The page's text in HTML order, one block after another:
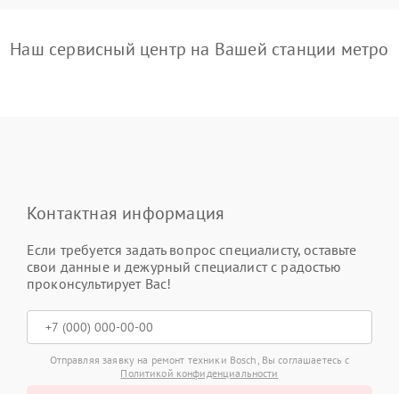
Наш сервисный центр на Вашей станции метро
Контактная информация
Если требуется задать вопрос специалисту, оставьте
свои данные и дежурный специалист с радостью
проконсультирует Вас!
Отправляя заявку на ремонт техники Bosch, Вы соглашаетесь с
Политикой конфиденциальности